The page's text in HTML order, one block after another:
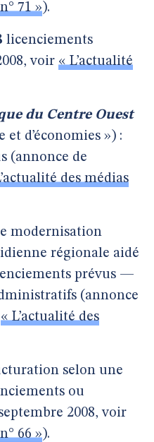
71 »).
licenciements
voir « L’actualité
du Centre Ouest
d’économies ») :
(annonce de
des médias
modernisation
régionale aidé
prévus —
(annonce
« L’actualité des
selon une
ou
2008, voir
66 »).